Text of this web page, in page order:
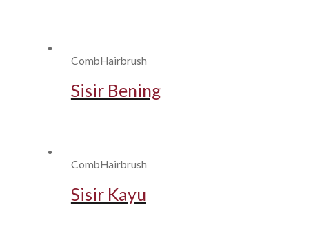
CombHairbrush
Sisir Bening
CombHairbrush
Sisir Kayu